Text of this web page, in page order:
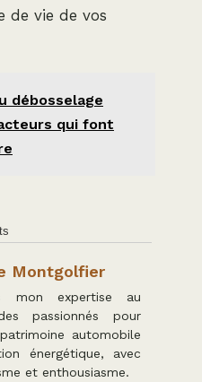
de vie de vos
débosselage
qui font
Montgolfier
mon expertise au
passionnés pour
automobile
énergétique, avec
et enthousiasme.